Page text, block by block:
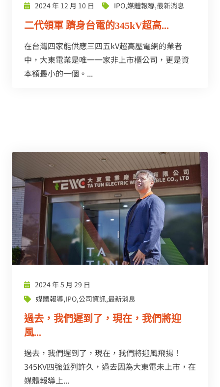
2024 年 12 月 10 日 IPO,媒體報導,最新消息
二代領軍 躋身台電的345kV超高...
在台灣四家能供應三四五kV超高壓電網的業者
中，大東電業是唯一一家非上市櫃公司，更是資
本額最小的一個。...
2024 年 5 月 29 日
媒體報導,IPO,公司資訊,最新消息
過去，我們遲到了，現在，我們將迎
風...
過去，我們遲到了，現在，我們將迎風飛揚！
345KV四強並列許久，過去因為大東電未上市，在
媒體報導上...